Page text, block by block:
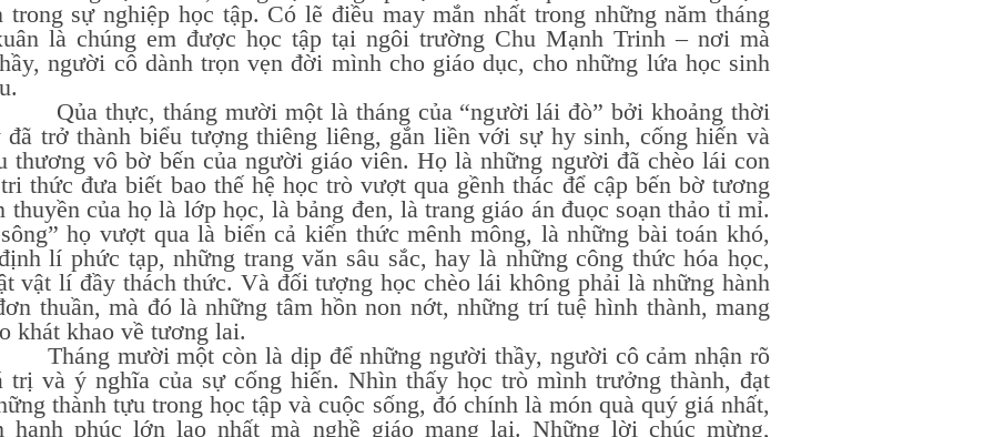
trong sự nghiệp học tập. Có lẽ điều may mắn nhất trong những năm tháng
là chúng em được học tập tại ngôi trường Chu Mạnh Trinh – nơi mà
người cô dành trọn vẹn đời mình cho giáo dục, cho những lứa học sinh
tháng mười một là tháng của “người lái đò” bởi khoảng thời
đã trở thành biểu tượng thiêng liêng, gắn liền với sự hy sinh, cống hiến và
thương vô bờ bến của người giáo viên. Họ là những người đã chèo lái con
thức đưa biết bao thế hệ học trò vượt qua gềnh thác để cập bến bờ tương
thuyền của họ là lớp học, là bảng đen, là trang giáo án đuọc soạn thảo tỉ mỉ.
họ vượt qua là biển cả kiến thức mênh mông, là những bài toán khó,
lí phức tạp, những trang văn sâu sắc, hay là những công thức hóa học,
vật lí đầy thách thức. Và đối tượng học chèo lái không phải là những hành
thuần, mà đó là những tâm hồn non nớt, những trí tuệ hình thành, mang
khát khao về tương lai.
mười một còn là dịp để những người thầy, người cô cảm nhận rõ
trị và ý nghĩa của sự cống hiến. Nhìn thấy học trò mình trưởng thành, đạt
thành tựu trong học tập và cuộc sống, đó chính là món quà quý giá nhất,
hạnh phúc lớn lao nhất mà nghề giáo mang lại. Những lời chúc mừng,